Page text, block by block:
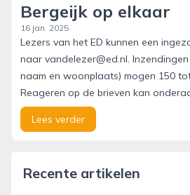
Bergeijk op elkaar
16 jan. 2025
Lezers van het ED kunnen een
naar vandelezer@ed.nl.
naam en woonplaats) mogen 150
Reageren op de brieven kan
Lees verder
Recente artikelen